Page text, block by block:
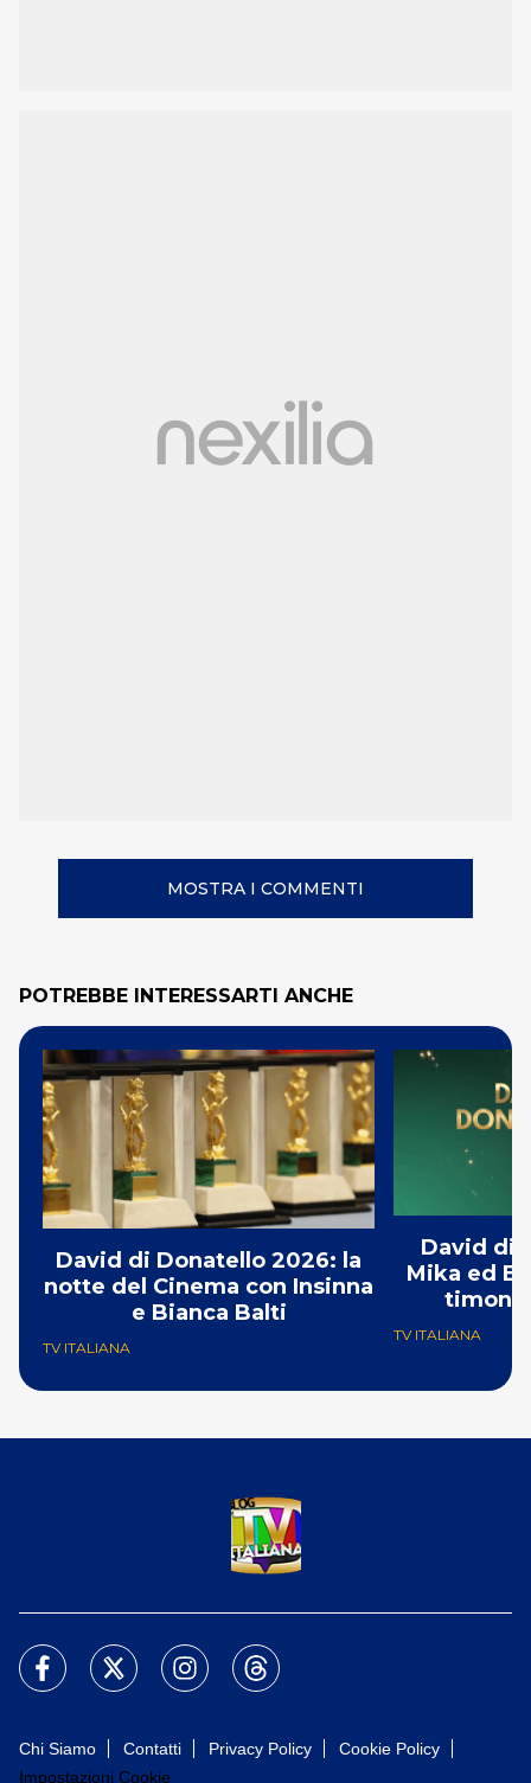
MOSTRA I COMMENTI
POTREBBE INTERESSARTI ANCHE
David di Donatello 2026: la
notte del Cinema con Insinna
e Bianca Balti
TV ITALIANA
David di
Mika ed
TV ITALIANA
Chi Siamo Contatti Privacy Policy
Cookie Policy
Impostazioni Cookie